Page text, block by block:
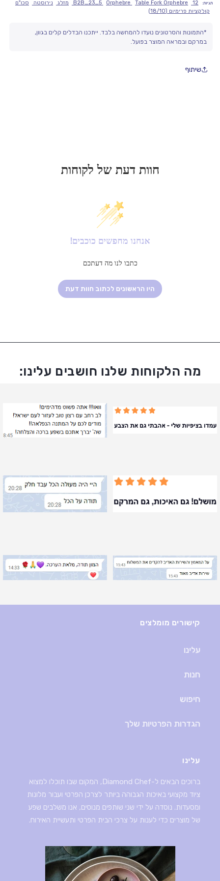
• מזלג המתאים לשימוש יומיומי ולאירוח
• מתאים למסעדות, מלונות ובתים פרטיים
תגיות: 12
B2B_23_5 Orphebre Table Fork Orphebre מזלג נירוסטה
סכו"ם
קולקציות פרימיום (18/10)
*התמונות והסרטונים נועדו להמחשה בלבד. ייתכנו הבדלים קלים בגוון,
במרקם ובמראה המוצר בפועל.
שיתוף
חוות דעת של לקוחות
אנחנו מחפשים כוכבים!
כתבו לנו מה דעתכם
היו הראשונים לכתוב חוות דעת
מה הלקוחות שלנו חושבים עלינו:
קישורים מומלצים
עלינו
חנות
חיפוש
הגדרות הפרטיות שלך
עלינו
ברוכים הבאים ל-Diamond Chef, המקום שבו תוכלו למצוא
ציוד מקצועי באיכות הגבוהה ביותר לצרכן הפרטי ועבור מלונות
ומסעדות. נוסדה על ידי שני שותפים מנוסים, אנו משלבים שפע
של מוצרים כדי לענות על צרכי הבית הפרטי ותעשיית האירוח.